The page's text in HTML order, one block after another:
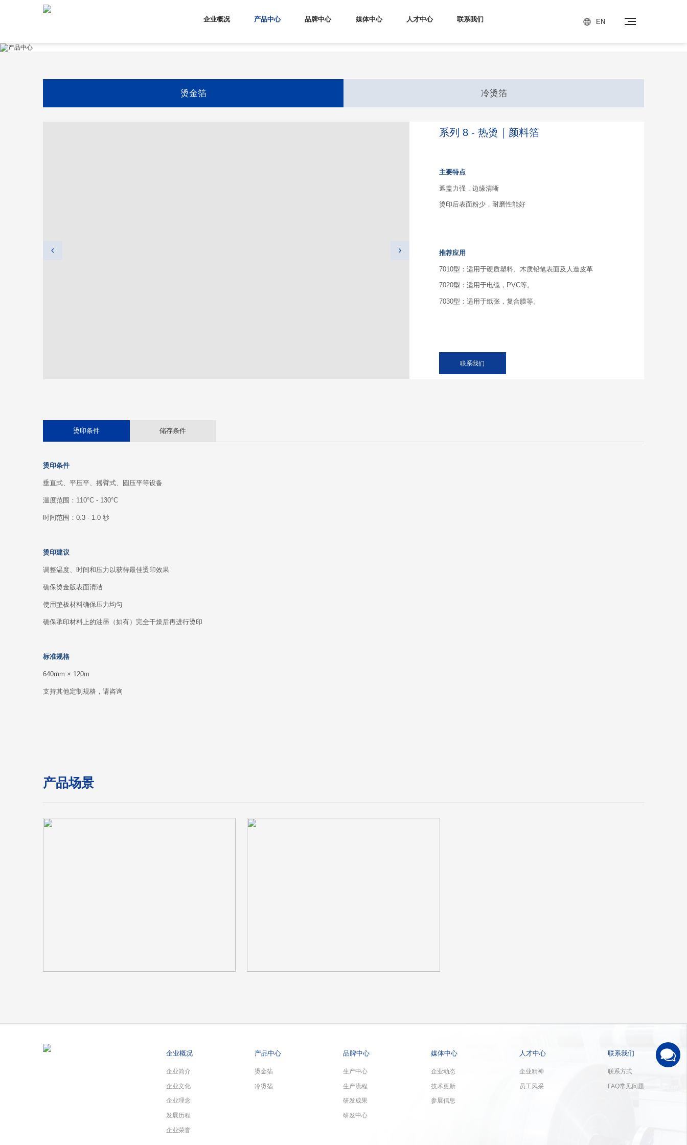
企业概况 产品中心 品牌中心 媒体中心 人才中心 联系我们 EN
参展信息
烫金箔 冷烫箔
系列 8 - 热烫｜颜料箔
主要特点
遮盖力强，边缘清晰
烫印后表面粉少，耐磨性能好
推荐应用
7010型：适用于硬质塑料、木质铅笔表面及人造皮革
7020型：适用于电缆，PVC等。
7030型：适用于纸张，复合膜等。
联系我们
烫印条件 储存条件
烫印条件
垂直式、平压平、摇臂式、圆压平等设备
温度范围：110°C - 130°C
时间范围：0.3 - 1.0 秒
烫印建议
调整温度、时间和压力以获得最佳烫印效果
确保烫金版表面清洁
使用垫板材料确保压力均匀
确保承印材料上的油墨（如有）完全干燥后再进行烫印
标准规格
640mm × 120m
支持其他定制规格，请咨询
产品场景
企业概况
企业简介
企业文化
企业理念
发展历程
企业荣誉
产品中心
烫金箔
冷烫箔
品牌中心
生产中心
生产流程
研发成果
研发中心
媒体中心
企业动态
技术更新
参展信息
人才中心
企业精神
员工风采
联系我们
联系方式
FAQ常见问题